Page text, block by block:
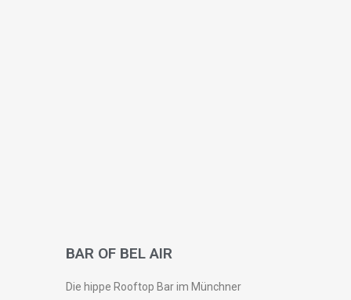
BAR OF BEL AIR
Die hippe Rooftop Bar im Münchner